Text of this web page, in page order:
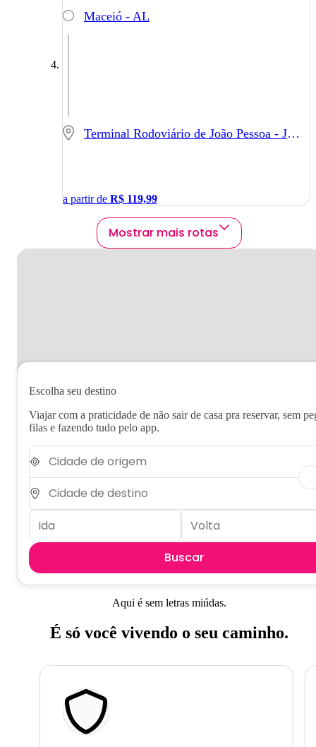
Maceió - AL
Terminal Rodoviário de João Pessoa - João Pessoa - PB
a partir de R$ 119,99
Mostrar mais rotas
Escolha seu destino
Viajar com a praticidade de não sair de casa pra reservar, sem
filas e fazendo tudo pelo app.
Buscar
Aqui é sem letras miúdas.
É só você vivendo o seu caminho.